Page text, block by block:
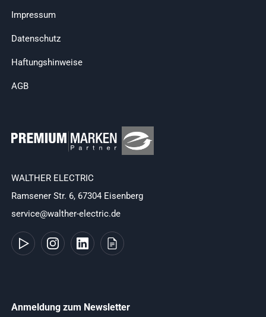
Impressum
Datenschutz
Haftungshinweise
AGB
WALTHER ELECTRIC
Ramsener Str. 6, 67304 Eisenberg
service@walther-electric.de
Anmeldung zum Newsletter